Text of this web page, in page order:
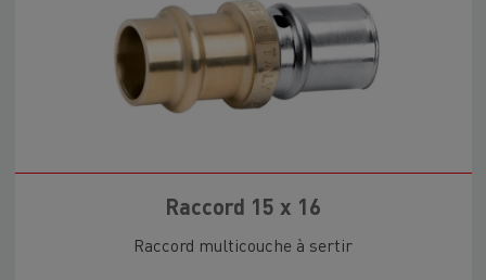
Raccord 15 x 16
Raccord multicouche à sertir